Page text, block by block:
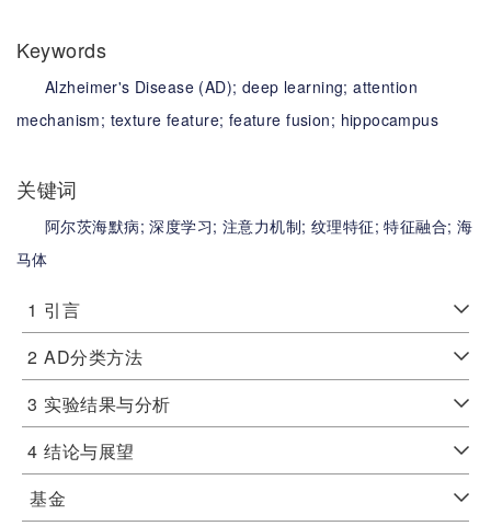
Keywords
Alzheimer's Disease (AD); deep learning;attention
mechanism; texture feature; feature fusion; hippocampus
关键词
阿尔茨海默病;深度学习; 注意力机制; 纹理特征;特征融合; 海
马体
1 引言
2 AD分类方法
3 实验结果与分析
4 结论与展望
基金